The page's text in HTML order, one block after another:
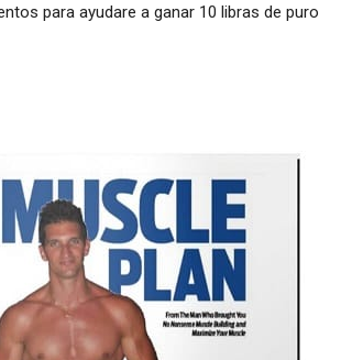
para ayudare a ganar 10 libras de puro